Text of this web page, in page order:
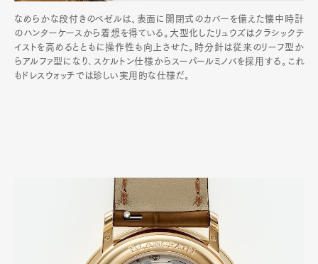
なめらかな段付きのベゼルは、表面に開閉式のカバーを備えた懐中時計
のハンターケースから着想を得ている。大型化したリュウズはクラシックテ
イストを高めるとともに操作性も向上させた。時分針は従来のリーフ型か
らアルファ型になり､スケルトン仕様からスーパールミノバを採用する｡これ
もドレスウォッチでは珍しい実用的な仕様だ｡